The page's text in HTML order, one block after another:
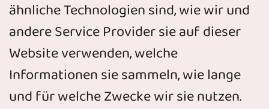
ähnliche Technologien sind, wie wir und
andere Service Provider sie auf dieser
Website verwenden, welche
Informationen sie sammeln, wie lange
und für welche Zwecke wir sie nutzen.